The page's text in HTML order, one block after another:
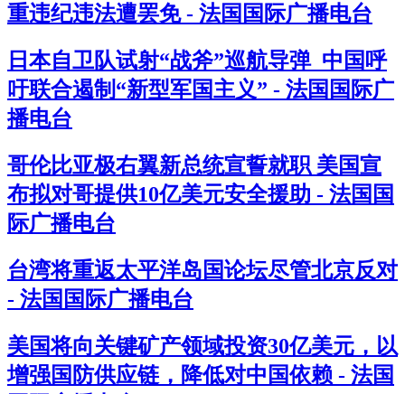
重违纪违法遭罢免 - 法国国际广播电台
日本自卫队试射“战斧”巡航导弹 中国呼
吁联合遏制“新型军国主义” - 法国国际广
播电台
哥伦比亚极右翼新总统宣誓就职 美国宣
布拟对哥提供10亿美元安全援助 - 法国国
际广播电台
台湾将重返太平洋岛国论坛尽管北京反对
- 法国国际广播电台
美国将向关键矿产领域投资30亿美元，以
增强国防供应链，降低对中国依赖 - 法国